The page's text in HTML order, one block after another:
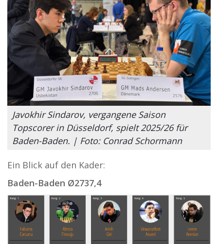
Javokhir Sindarov, vergangene Saison
Topscorer in Düsseldorf, spielt 2025/26 für
Baden-Baden. | Foto: Conrad Schormann
Ein Blick auf den Kader:
Baden-Baden Ø2737,4